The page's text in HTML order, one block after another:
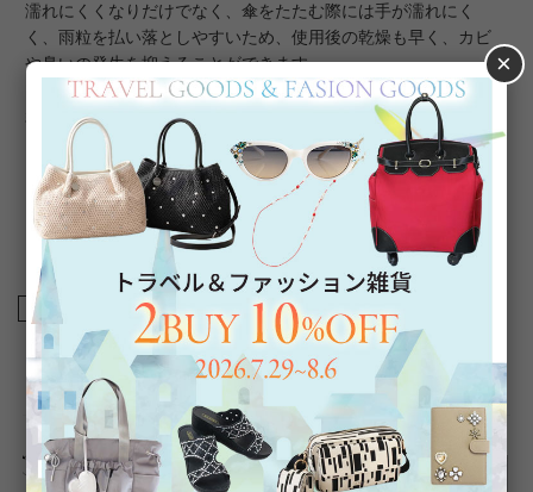
濡れにくくなりだけでなく、傘をたたむ際には手が濡れにく
く、雨粒を払い落としやすいため、使用後の乾燥も早く、カビ
や臭いの発生を抑えることができます。
親骨のサイズはゆったりとしていて濡れにくく、長く歩く場合
にも安心の60cmです。
【ギフトラッピングについて】
こちらの商品はラッピング不可商品です。
商品番号 2245013
返品について
×